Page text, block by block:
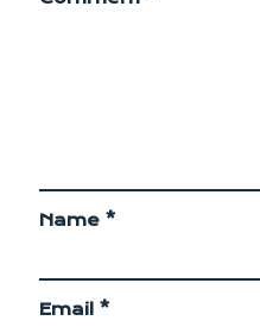
Name *
Email *